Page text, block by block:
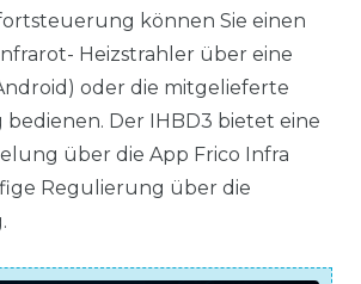
können Sie einen
Heizstrahler über eine
oder die mitgelieferte
Der IHBD3 bietet eine
über die App Frico Infra
Regulierung über die